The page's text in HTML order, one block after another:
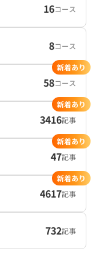
16コース
8コース
58コース
新着あり
3416記事
新着あり
47記事
新着あり
4617記事
新着あり
732記事